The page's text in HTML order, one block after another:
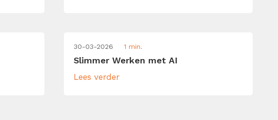
30-03-2026 1 min.
Slimmer Werken met AI
Lees verder